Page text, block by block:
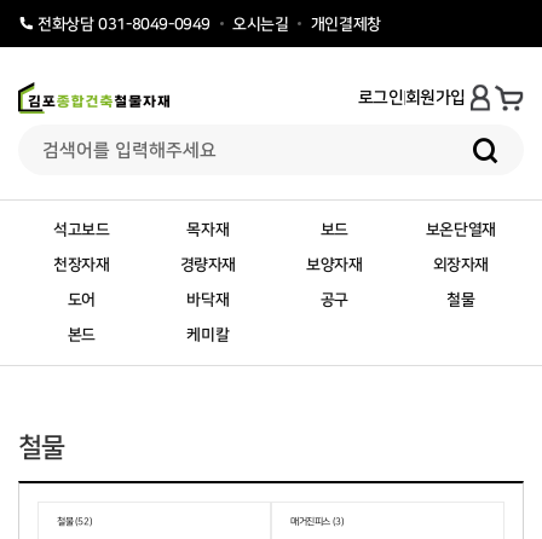
전화상담 031-8049-0949 오시는길 개인결제창
로그인회원가입
석고보드 목자재 보드 보온단열재
천장자재 경량자재 보양자재 외장자재
도어 바닥재 공구 철물
본드 케미칼
철물
철물 (52) 매거진피스 (3)